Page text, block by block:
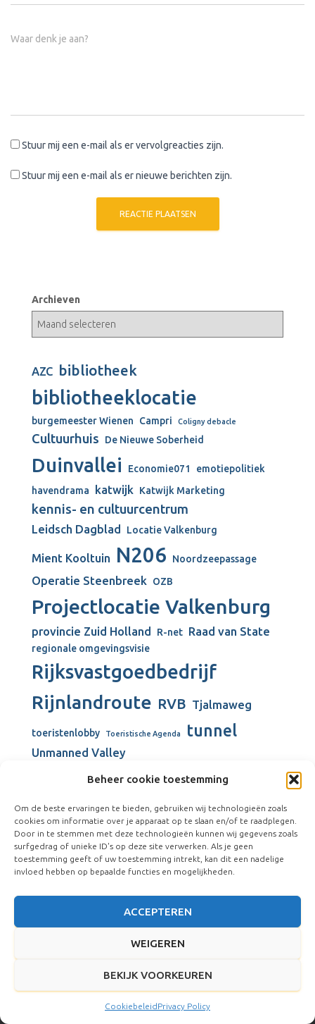
Beheer cookie toestemming
Om de beste ervaringen te bieden, gebruiken wij technologieën zoals
cookies om informatie over je apparaat op te slaan en/of te raadplegen.
Door in te stemmen met deze technologieën kunnen wij gegevens zoals
surfgedrag of unieke ID's op deze site verwerken. Als je geen
toestemming geeft of uw toestemming intrekt, kan dit een nadelige
invloed hebben op bepaalde functies en mogelijkheden.
ACCEPTEREN
WEIGEREN
BEKIJK VOORKEUREN
CookiebeleidPrivacy Policy
Waar denk je aan?
Stuur mij een e-mail als er vervolgreacties zijn.
Stuur mij een e-mail als er nieuwe berichten zijn.
Archieven
AZC bibliotheek
bibliotheeklocatie
burgemeester Wienen Campri Coligny debacle
Cultuurhuis De Nieuwe Soberheid
Duinvallei Economie071
emotiepolitiek
havendrama
katwijk Katwijk Marketing
kennis- en cultuurcentrum
Leidsch Dagblad Locatie Valkenburg
Mient Kooltuin N206 Noordzeepassage
Operatie Steenbreek OZB
Projectlocatie Valkenburg
provincie Zuid Holland R-net Raad van State
regionale omgevingsvisie
Rijksvastgoedbedrijf
Rijnlandroute RVB Tjalmaweg
toeristenlobby Toeristische Agenda tunnel
Unmanned Valley
Unmanned Valley Valkenburg
Valkenhorst verbouw gemeentehuis
Visserijschool Vliegkamp Valkenburg
Vliegveld Valkenburg Wienen-tijdperk windmolens
Hestia | Ontwikkeld doorThemeIsle